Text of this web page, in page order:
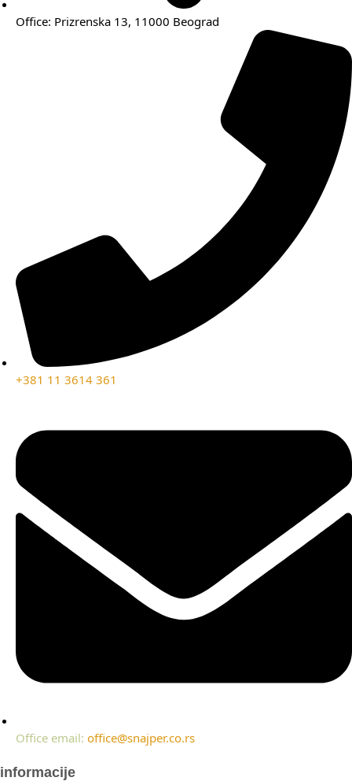
Office: Prizrenska 13, 11000 Beograd
+381 11 3614 361
Office email: office@snajper.co.rs
informacije